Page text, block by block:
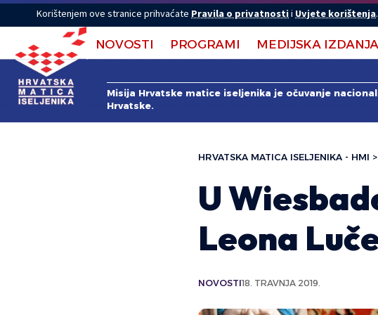
Korištenjem ove stranice prihvaćate Pravila o privatnostii Uvjete korištenja.
NOVOSTI PROGRAMI MEDIJSKA IZDANJA
Misija Hrvatske matice iseljenika je očuvanje
Hrvatske.
HRVATSKA MATICA ISELJENIKA - HMI >
U
Leona
NOVOSTI18. TRAVNJA 2019.